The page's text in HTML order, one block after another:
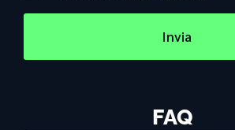
Invia
FAQ